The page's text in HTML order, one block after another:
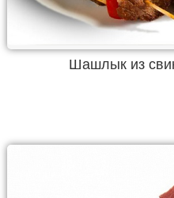
Шашлык из